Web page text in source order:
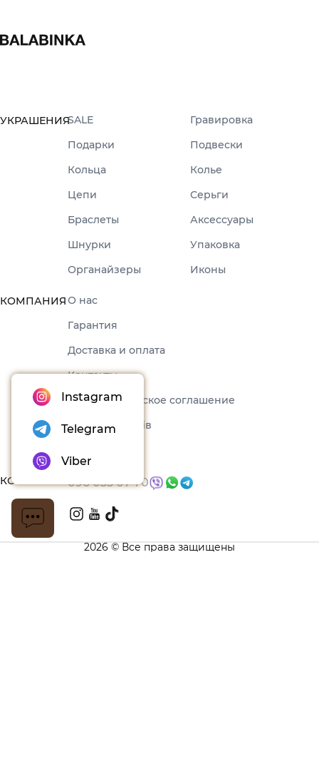
УКРАШЕНИЯSALE
Гравировка
Подарки
Подвески
Кольца
Колье
Цепи
Серьги
Браслеты
Аксессуары
Шнурки
Упаковка
Органайзеры
Иконы
КОМПАНИЯО нас
Гарантия
Доставка и оплата
Контакты
Пользовательское соглашение
Набори товарів
КОНТАКТЫ 096 035 07 70
2026 © Все права защищены
Instagram
Telegram
Viber